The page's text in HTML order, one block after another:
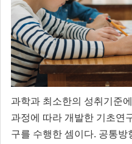
과학과 최소한의 성취기준
과정에 따라 개발한 기초연
구를 수행한 셈이다. 공통